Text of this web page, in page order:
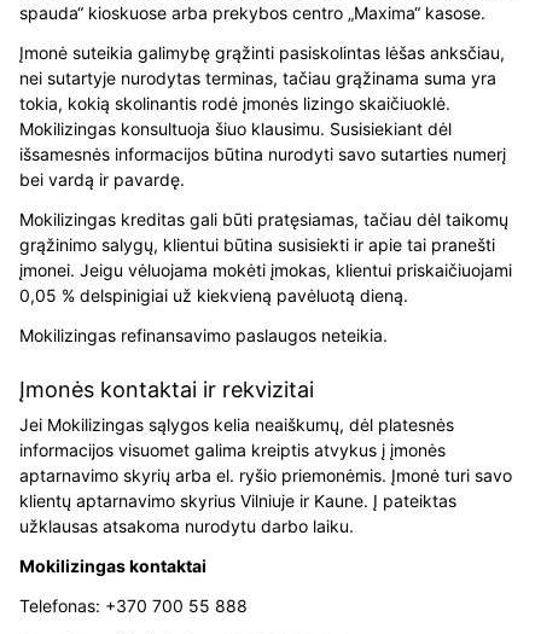
spauda“ kioskuose arba prekybos centro „Maxima“ kasose.
Įmonė suteikia galimybę grąžinti pasiskolintas lėšas anksčiau,
nei sutartyje nurodytas terminas, tačiau grąžinama suma yra
tokia, kokią skolinantis rodė įmonės lizingo skaičiuoklė.
Mokilizingas konsultuoja šiuo klausimu. Susisiekiant dėl
išsamesnės informacijos būtina nurodyti savo sutarties numerį
bei vardą ir pavardę.
Mokilizingas kreditas gali būti pratęsiamas, tačiau dėl taikomų
grąžinimo salygų, klientui būtina susisiekti ir apie tai pranešti
įmonei. Jeigu vėluojama mokėti įmokas, klientui priskaičiuojami
0,05 % delspinigiai už kiekvieną pavėluotą dieną.
Mokilizingas refinansavimo paslaugos neteikia.
Įmonės kontaktai ir rekvizitai
Jei Mokilizingas sąlygos kelia neaiškumų, dėl platesnės
informacijos visuomet galima kreiptis atvykus į įmonės
aptarnavimo skyrių arba el. ryšio priemonėmis. Įmonė turi savo
klientų aptarnavimo skyrius Vilniuje ir Kaune. Į pateiktas
užklausas atsakoma nurodytu darbo laiku.
Mokilizingas kontaktai
Telefonas: +370 700 55 888